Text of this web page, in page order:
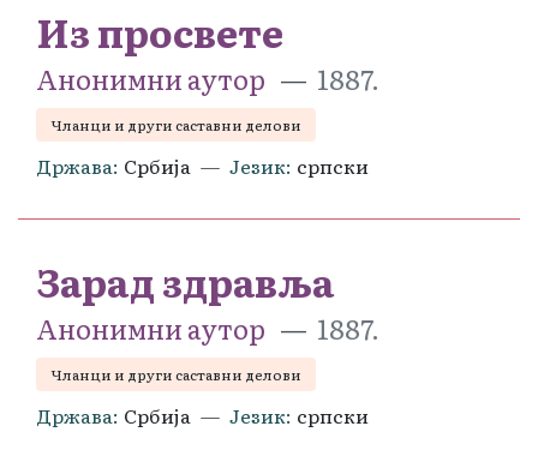
Из просвете
Анонимни аутор 1887.
Чланци и други саставни делови
Држава Србија Језик српски
Зарад здравља
Анонимни аутор 1887.
Чланци и други саставни делови
Држава Србија Језик српски